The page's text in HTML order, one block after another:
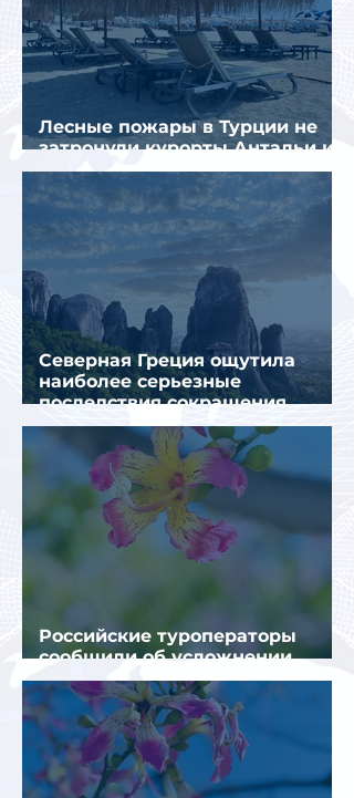
Лесные пожары в Турции не
затронули курорты Антальи и
Муглы
Северная Греция ощутила
наиболее серьезные
последствия сокращения
турпотока из России
Российские туроператоры
сообщили об усложнении
получения виз в Грецию